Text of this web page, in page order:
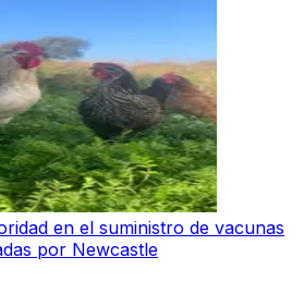
en el suministro de vacunas
por Newcastle